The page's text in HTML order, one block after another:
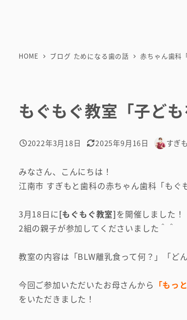
HOME ブログ ためになる歯の話 赤ちゃん歯科
もぐもぐ教室「子ど
投稿日
2022年3月18日
更新日
2025年9月16日
著
すぎ
みなさん、こんにちは！
江南市 すぎもと歯科の赤ちゃん歯科「もぐ
3月18日に[もぐもぐ教室]を開催しました！
2組の親子が参加してくださいました＾＾
教室の内容は「BLW離乳食って何？」「ど
今回ご参加いただいたお母さんから 「もっ
をいただきました！